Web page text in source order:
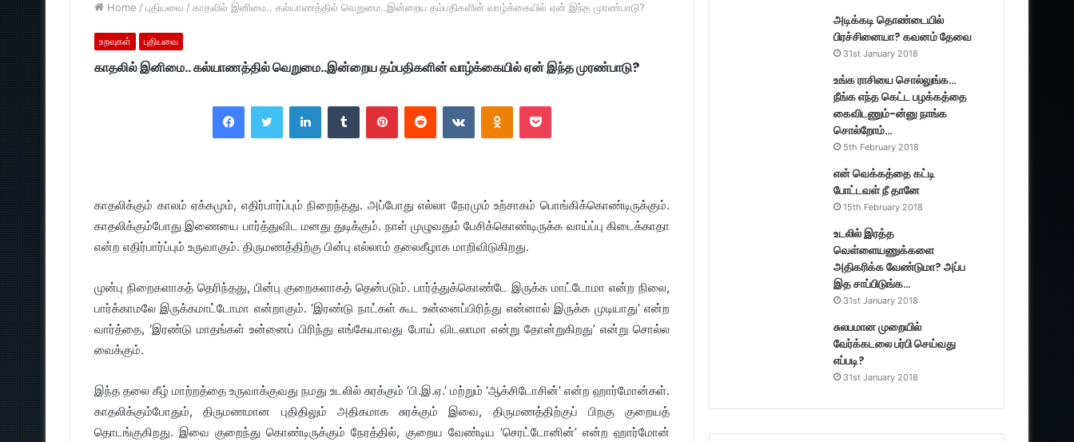
Home / புதியவை / காதலில் இனிமை.. கல்யாணத்தில் வெறுமை..இன்றைய தம்பதிகளின் வாழ்க்கையில் ஏன் இந்த முரண்பாடு?
உறவுகள் புதியவை
காதலில் இனிமை.. கல்யாணத்தில் வெறுமை..இன்றைய தம்பதிகளின் வாழ்க்கையில் ஏன் இந்த முரண்பாடு?
FacebookTwitter LinkedInTumblr PinterestReddit VKontakteOdnoklassniki
Pocket
காதலிக்கும் காலம் ஏக்கமும், எதிர்பார்ப்பும் நிறைந்தது. அப்போது எல்லா நேரமும் உற்சாகம் பொங்கிக்கொண்டிருக்கும்.
காதலிக்கும்போது இணையை பார்த்துவிட மனது துடிக்கும். நாள் முழுவதும் பேசிக்கொண்டிருக்க வாய்ப்பு கிடைக்காதா
என்ற எதிர்பார்ப்பும் உருவாகும். திருமணத்திற்கு பின்பு எல்லாம் தலைகீழாக மாறிவிடுகிறது.
முன்பு நிறைகளாகத் தெரிந்தது, பின்பு குறைகளாகத் தென்படும். பார்த்துக்கொண்டே இருக்க மாட்டோமா என்ற நிலை,
பார்க்காமலே இருக்கமாட்டோமா என்றாகும். ‘இரண்டு நாட்கள் கூட உன்னைப்பிரிந்து என்னால் இருக்க முடியாது’ என்ற
வார்த்தை, ‘இரண்டு மாதங்கள் உன்னைப் பிரிந்து எங்கேயாவது போய் விடலாமா என்று தோன்றுகிறது’ என்று சொல்ல
வைக்கும்.
இந்த தலை கீழ் மாற்றத்தை உருவாக்குவது நமது உடலில் சுரக்கும் ‘பி.இ.ஏ.’ மற்றும் ‘ஆக்சிடோசின்’ என்ற ஹார்மோன்கள்.
காதலிக்கும்போதும், திருமணமான புதிதிலும் அதிகமாக சுரக்கும் இவை, திருமணத்திற்குப் பிறகு குறையத்
தொடங்குகிறது. இவை குறைந்து கொண்டிருக்கும் நேரத்தில், குறைய வேண்டிய ‘செரட்டோனின்’ என்ற ஹார்மோன்
அடிக்கடி தொண்டையில்
பிரச்சினையா? கவனம் தேவை
31st January 2018
உங்க ராசியை சொல்லுங்க…
நீங்க எந்த கெட்ட பழக்கத்தை
கைவிடணும்-ன்னு நாங்க
சொல்றோம்…
5th February 2018
என் வெக்கத்தை கட்டி
போட்டவள் நீ தானே
15th February 2018
உடலில் இரத்த
வெள்ளையணுக்களை
அதிகரிக்க வேண்டுமா? அப்ப
இத சாப்பிடுங்க…
31st January 2018
சுலபமான முறையில்
வேர்க்கடலை பர்பி செய்வது
எப்படி?
31st January 2018